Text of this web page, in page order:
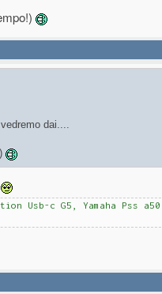
dai....
Usb-c G5, Yamaha Pss a50,